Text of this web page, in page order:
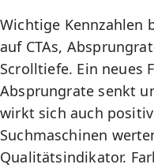
Wichtige Kennzahlen
auf CTAs,
Scrolltiefe. Ein neues
Absprungrate senkt
wirkt sich auch
Suchmaschinen
Qualitätsindikator.